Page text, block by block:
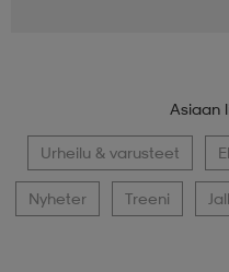
Asiaan
Urheilu & varusteet
Nyheter Treeni